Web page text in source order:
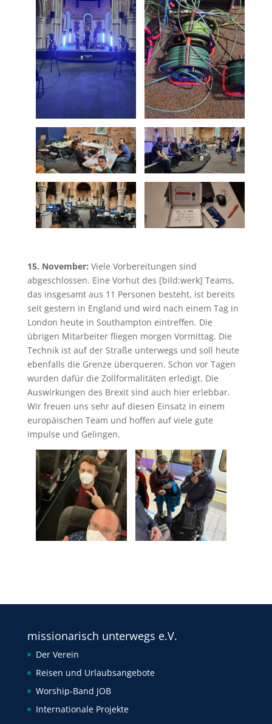
15. November: Viele Vorbereitungen sind
abgeschlossen. Eine Vorhut des [bild:werk] Teams,
das insgesamt aus 11 Personen besteht, ist bereits
seit gestern in England und wird nach einem Tag in
London heute in Southampton eintreffen. Die
übrigen Mitarbeiter fliegen morgen Vormittag. Die
Technik ist auf der Straße unterwegs und soll heute
ebenfalls die Grenze überqueren. Schon vor Tagen
wurden dafür die Zollformalitäten erledigt. Die
Auswirkungen des Brexit sind auch hier erlebbar.
Wir freuen uns sehr auf diesen Einsatz in einem
europäischen Team und hoffen auf viele gute
Impulse und Gelingen.
missionarisch unterwegs e.V.
Der Verein
Reisen und Urlaubsangebote
Worship-Band JOB
Internationale Projekte